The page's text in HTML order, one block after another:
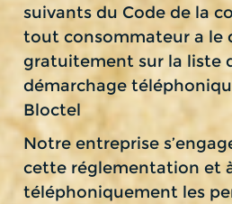
suivants du Code de la
tout consommateur a le
gratuitement sur la liste
démarchage
Bloctel
Notre entreprise
cette réglementation et
téléphoniquement les